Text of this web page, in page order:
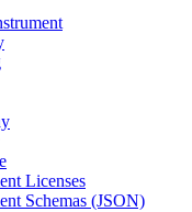
Licenses
Schemas (JSON)